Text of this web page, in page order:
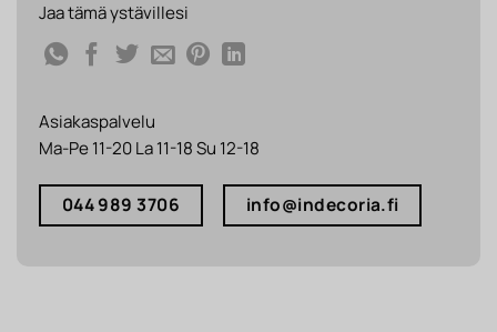
Jaa tämä ystävillesi
Asiakaspalvelu
Ma-Pe 11-20 La 11-18 Su 12-18
044 989 3706 info@indecoria.fi